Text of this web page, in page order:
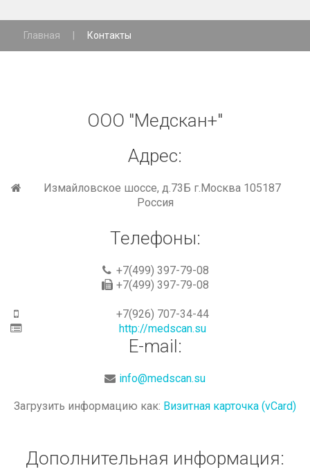
Главная Контакты
ООО "Медскан+"
Адрес:
Измайловское шоссе, д.73Б г.Москва 105187
Россия
Телефоны:
+7(499) 397-79-08
+7(499) 397-79-08
+7(926) 707-34-44
http://medscan.su
E-mail:
info@medscan.su
Загрузить информацию как: Визитная карточка (vCard)
Дополнительная информация: